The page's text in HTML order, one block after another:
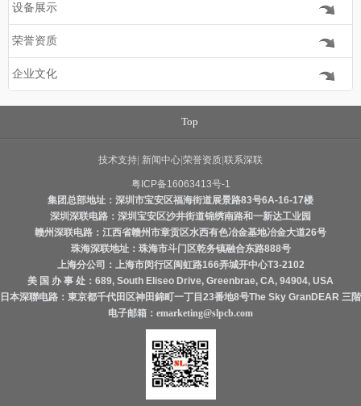
设备展示
荣誉资质
企业文化
Top
技术支持 新闻中心 荣誉资质 联系深联
粤ICP备16063413号-1
集团总部地址：深圳市宝安区福海街道展景路83号6A-16-17楼
深圳深联电路：深圳宝安区沙井街道锦绣南路和一新达工业园
赣州深联电路：江西省赣州市章贡区水西有色冶金基地冶金大道26号
珠海深联地址：珠海市斗门区乾务镇融合东路888号
上海分公司：上海市闵行区闽虹路166弄城开中心T3-2102
美 国 办 事 处：689, South Eliseo Drive, Greenbrae, CA, 94904, USA
日本深聯电路：東京都千代田区神田錦町一丁目23番地8号The Sky GranDEAR 三階
电子邮箱： emarketing@slpcb.com